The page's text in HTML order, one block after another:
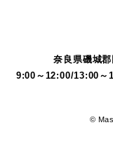
奈良県磯城
9:00～12:00/13:00～
©